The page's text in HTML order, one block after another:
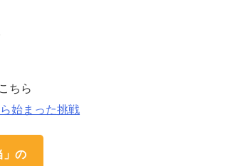
ちら
始まった挑戦
」の